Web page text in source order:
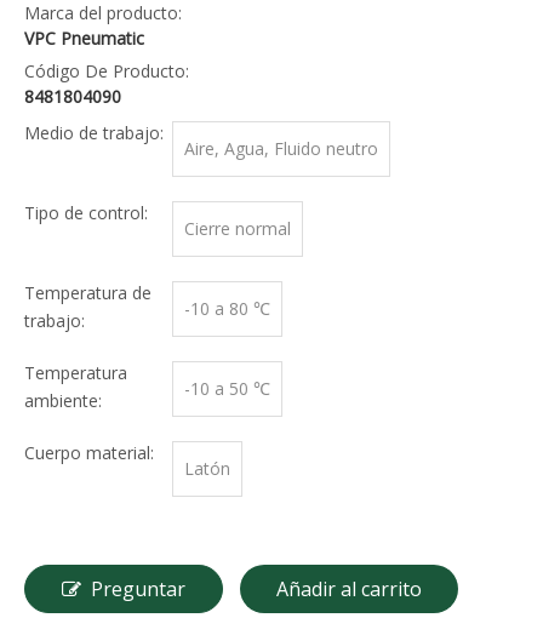
Marca del producto:
VPC Pneumatic
Código De Producto:
8481804090
Medio de trabajo:
Aire, Agua, Fluido neutro
Tipo de control:
Cierre normal
Temperatura de
trabajo:
-10 a 80 ℃
Temperatura
ambiente:
-10 a 50 ℃
Cuerpo material:
Latón
Preguntar Añadir al carrito